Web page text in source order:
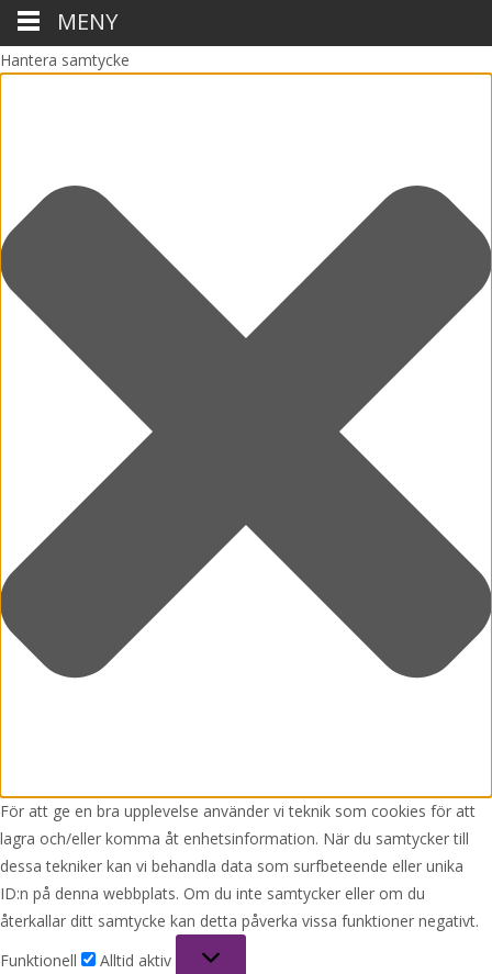
Hantera samtycke
För att ge en bra upplevelse använder vi teknik som cookies för att
lagra och/eller komma åt enhetsinformation. När du samtycker till
dessa tekniker kan vi behandla data som surfbeteende eller unika
ID:n på denna webbplats. Om du inte samtycker eller om du
återkallar ditt samtycke kan detta påverka vissa funktioner negativt.
Funktionell
Alltid aktiv
MENY